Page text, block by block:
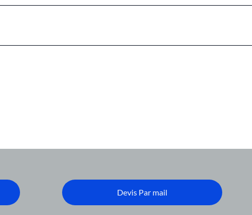
Devis Par mail